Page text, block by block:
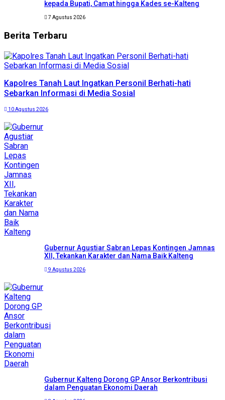
kepada Bupati, Camat hingga Kades se-Kalteng
7 Agustus 2026
Berita Terbaru
Kapolres Tanah Laut Ingatkan Personil Berhati-hati
Sebarkan Informasi di Media Sosial
10 Agustus 2026
Gubernur Agustiar Sabran Lepas Kontingen Jamnas
XII, Tekankan Karakter dan Nama Baik Kalteng
9 Agustus 2026
Gubernur Kalteng Dorong GP Ansor Berkontribusi
dalam Penguatan Ekonomi Daerah